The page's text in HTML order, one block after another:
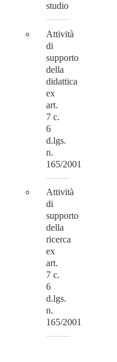
studio
Attività
di
supporto
della
didattica
ex
art.
7 c.
6
d.lgs.
n.
165/2001
Attività
di
supporto
della
ricerca
ex
art.
7 c.
6
d.lgs.
n.
165/2001